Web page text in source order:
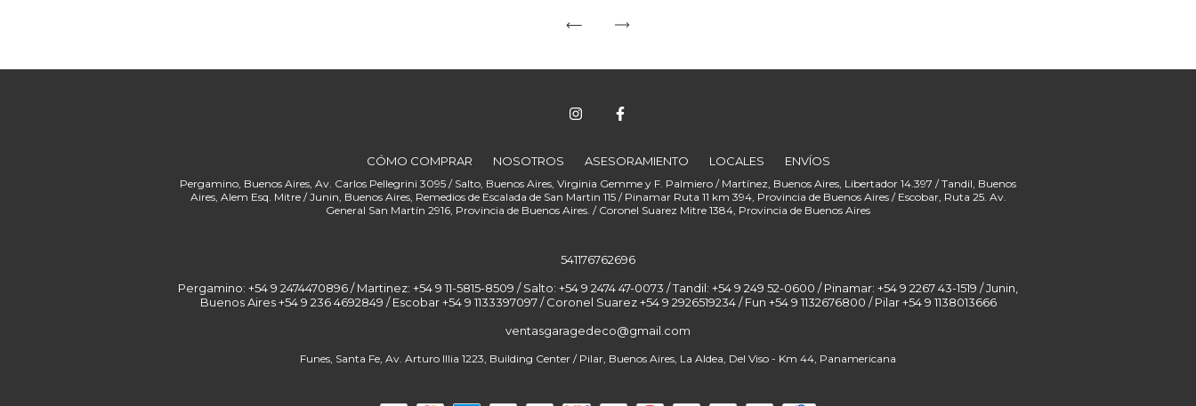
CÓMO COMPRAR NOSOTROS ASESORAMIENTO LOCALES ENVÍOS
541176762696
Pergamino: +54 9 2474470896 / Martinez: +54 9 11-5815-8509 / Salto: +54 9 2474 47-0073 / Tandil: +54 9 249 52-0600 / Pinamar: +54 9 2267 43-1519 / Junin,
Buenos Aires +54 9 236 4692849 / Escobar +54 9 1133397097 / Coronel Suarez +54 9 2926519234 / Fun
ventasgaragedeco@gmail.com